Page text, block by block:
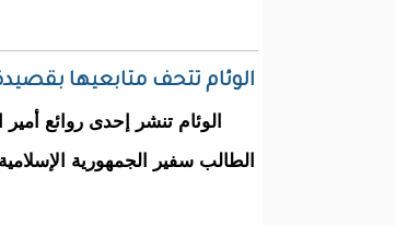
الوئام تتحف متابعيها
الوئام تنشر إحدى روائع
الطالب سفير الجمهورية